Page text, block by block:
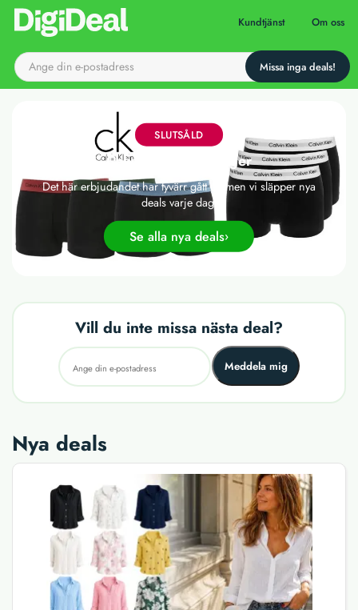
Till startsidan Kundtjänst Om oss
SLUTSÅLD
Calvin Klein kalsonger
Det här erbjudandet har tyvärr gått ut, men vi släpper nya
deals varje dag!
Se alla nya deals
Vill du inte missa nästa deal?
Meddela mig
Nya deals